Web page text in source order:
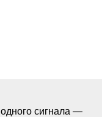
сигнала —